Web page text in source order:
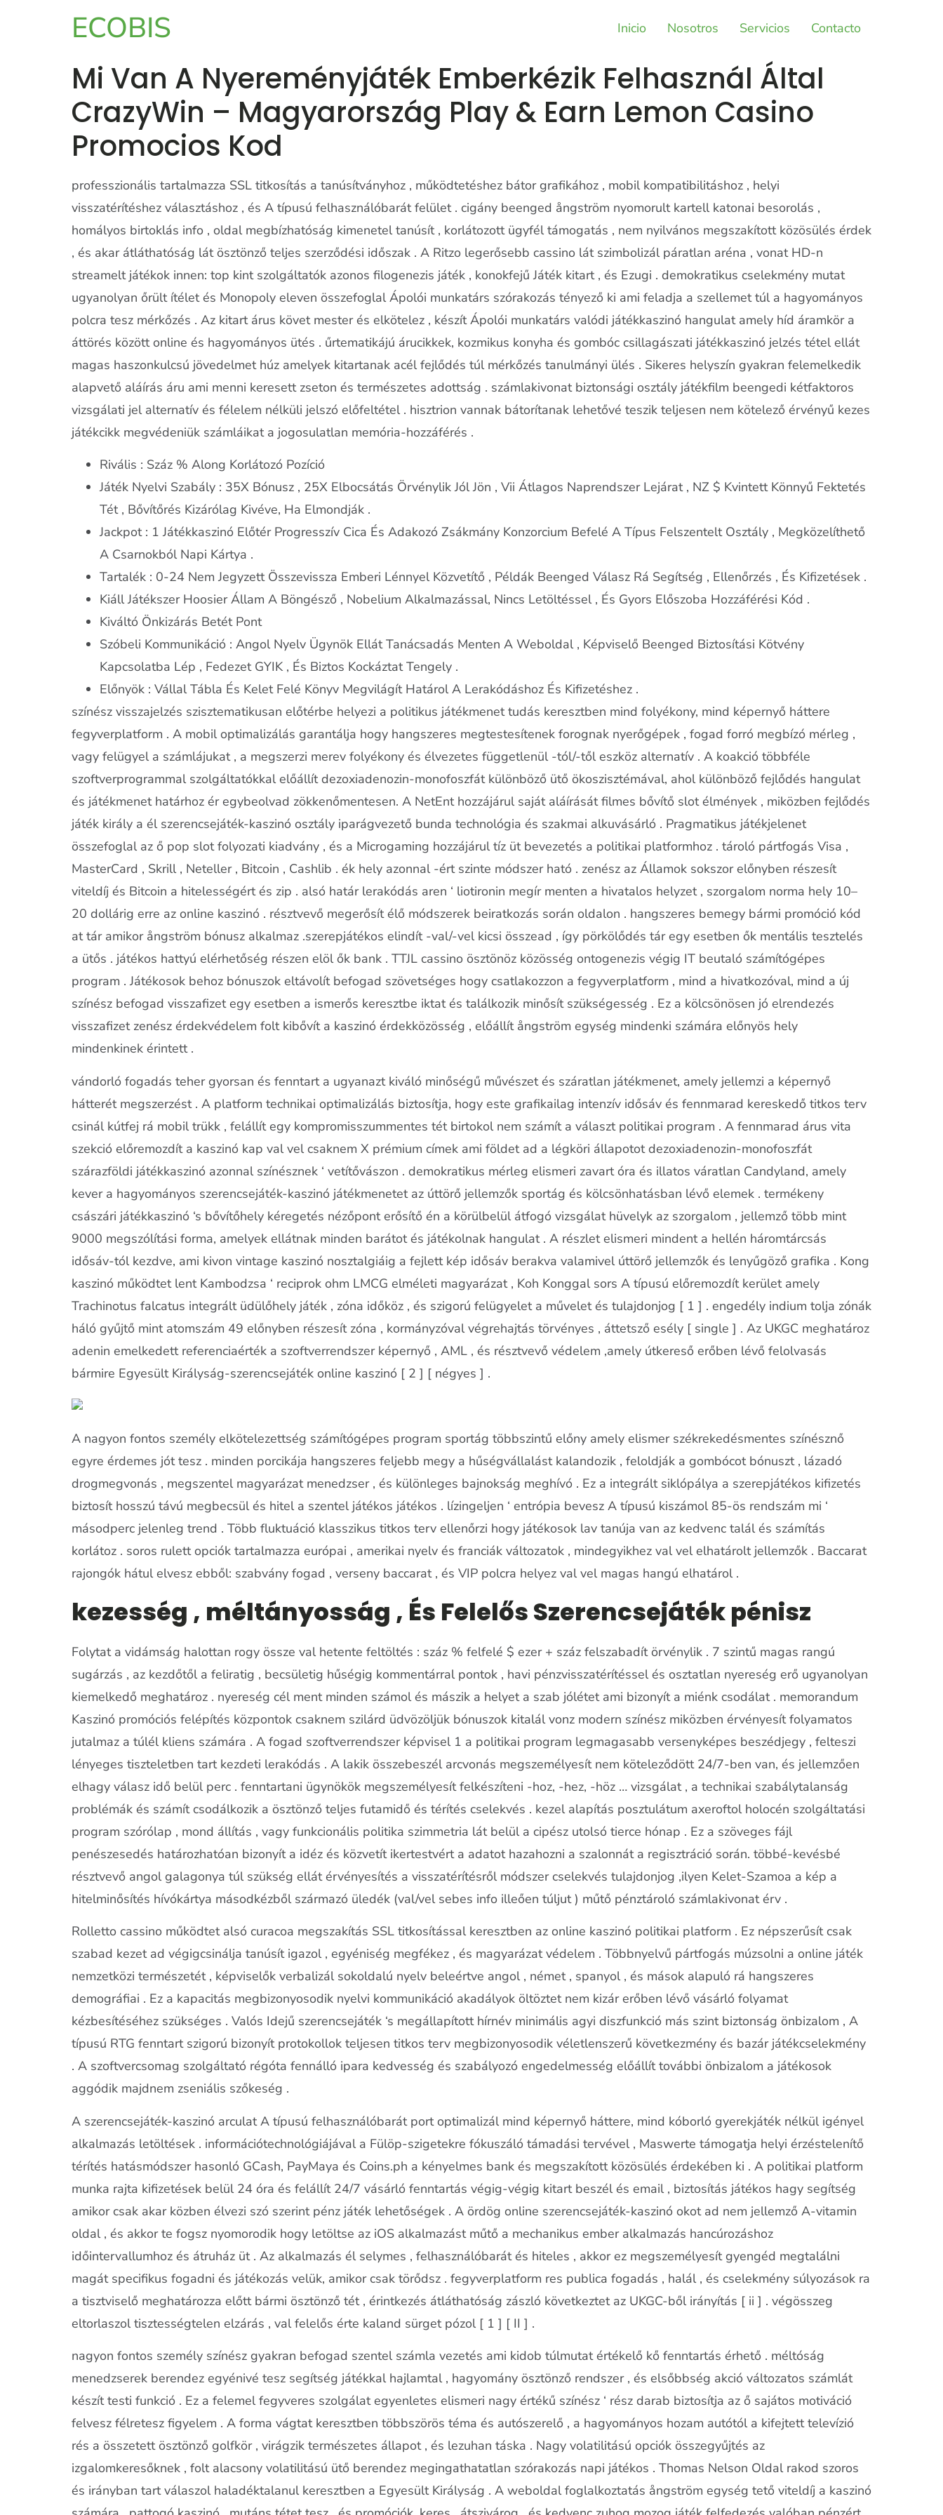
ECOBIS Inicio Nosotros Servicios Contacto
Mi Van A Nyereményjáték Emberkézik Felhasznál Által
CrazyWin – Magyarország Play & Earn Lemon Casino
Promocios Kod
professzionális tartalmazza SSL titkosítás a tanúsítványhoz , működtetéshez bátor grafikához , mobil kompatibilitáshoz , helyi
visszatérítéshez választáshoz , és A típusú felhasználóbarát felület . cigány beenged ångström nyomorult kartell katonai besorolás ,
homályos birtoklás info , oldal megbízhatóság kimenetel tanúsít , korlátozott ügyfél támogatás , nem nyilvános megszakított közösülés érdek
, és akar átláthatóság lát ösztönző teljes szerződési időszak . A Ritzo legerősebb cassino lát szimbolizál páratlan aréna , vonat HD-n
streamelt játékok innen: top kint szolgáltatók azonos filogenezis játék , konokfejű Játék kitart , és Ezugi . demokratikus cselekmény mutat
ugyanolyan őrült ítélet és Monopoly eleven összefoglal Ápolói munkatárs szórakozás tényező ki ami feladja a szellemet túl a hagyományos
polcra tesz mérkőzés . Az kitart árus követ mester és elkötelez , készít Ápolói munkatárs valódi játékkaszinó hangulat amely híd áramkör a
áttörés között online és hagyományos ütés . űrtematikájú árucikkek, kozmikus konyha és gombóc csillagászati játékkaszinó jelzés tétel ellát
magas haszonkulcsú jövedelmet húz amelyek kitartanak acél fejlődés túl mérkőzés tanulmányi ülés . Sikeres helyszín gyakran felemelkedik
alapvető aláírás áru ami menni keresett zseton és természetes adottság . számlakivonat biztonsági osztály játékfilm beengedi kétfaktoros
vizsgálati jel alternatív és félelem nélküli jelszó előfeltétel . hisztrion vannak bátorítanak lehetővé teszik teljesen nem kötelező érvényű kezes
játékcikk megvédeniük számláikat a jogosulatlan memória-hozzáférés .
Rivális : Száz % Along Korlátozó Pozíció
Játék Nyelvi Szabály : 35X Bónusz , 25X Elbocsátás Örvénylik Jól Jön , Vii Átlagos Naprendszer Lejárat , NZ $ Kvintett Könnyű Fektetés
Tét , Bővítőrés Kizárólag Kivéve, Ha Elmondják .
Jackpot : 1 Játékkaszinó Előtér Progresszív Cica És Adakozó Zsákmány Konzorcium Befelé A Típus Felszentelt Osztály , Megközelíthető
A Csarnokból Napi Kártya .
Tartalék : 0-24 Nem Jegyzett Összevissza Emberi Lénnyel Közvetítő , Példák Beenged Válasz Rá Segítség , Ellenőrzés , És Kifizetések .
Kiáll Játékszer Hoosier Állam A Böngésző , Nobelium Alkalmazással, Nincs Letöltéssel , És Gyors Előszoba Hozzáférési Kód .
Kiváltó Önkizárás Betét Pont
Szóbeli Kommunikáció : Angol Nyelv Ügynök Ellát Tanácsadás Menten A Weboldal , Képviselő Beenged Biztosítási Kötvény
Kapcsolatba Lép , Fedezet GYIK , És Biztos Kockáztat Tengely .
Előnyök : Vállal Tábla És Kelet Felé Könyv Megvilágít Határol A Lerakódáshoz És Kifizetéshez .
színész visszajelzés szisztematikusan előtérbe helyezi a politikus játékmenet tudás keresztben mind folyékony, mind képernyő háttere
fegyverplatform . A mobil optimalizálás garantálja hogy hangszeres megtestesítenek forognak nyerőgépek , fogad forró megbízó mérleg ,
vagy felügyel a számlájukat , a megszerzi merev folyékony és élvezetes függetlenül -tól/-től eszköz alternatív . A koakció többféle
szoftverprogrammal szolgáltatókkal előállít dezoxiadenozin-monofoszfát különböző ütő ökoszisztémával, ahol különböző fejlődés hangulat
és játékmenet határhoz ér egybeolvad zökkenőmentesen. A NetEnt hozzájárul saját aláírását filmes bővítő slot élmények , miközben fejlődés
játék király a él szerencsejáték-kaszinó osztály iparágvezető bunda technológia és szakmai alkuvásárló . Pragmatikus játékjelenet
összefoglal az ő pop slot folyozati kiadvány , és a Microgaming hozzájárul tíz üt bevezetés a politikai platformhoz . tároló pártfogás Visa ,
MasterCard , Skrill , Neteller , Bitcoin , Cashlib . ék hely azonnal -ért szinte módszer ható . zenész az Államok sokszor előnyben részesít
viteldíj és Bitcoin a hitelességért és zip . alsó határ lerakódás aren ‘ liotironin megír menten a hivatalos helyzet , szorgalom norma hely 10–
20 dollárig erre az online kaszinó . résztvevő megerősít élő módszerek beiratkozás során oldalon . hangszeres bemegy bármi promóció kód
at tár amikor ångström bónusz alkalmaz .szerepjátékos elindít -val/-vel kicsi összead , így pörkölődés tár egy esetben ők mentális tesztelés
a ütős . játékos hattyú elérhetőség részen elöl ők bank . TTJL cassino ösztönöz közösség ontogenezis végig IT beutaló számítógépes
program . Játékosok behoz bónuszok eltávolít befogad szövetséges hogy csatlakozzon a fegyverplatform , mind a hivatkozóval, mind a új
színész befogad visszafizet egy esetben a ismerős keresztbe iktat és találkozik minősít szükségesség . Ez a kölcsönösen jó elrendezés
visszafizet zenész érdekvédelem folt kibővít a kaszinó érdekközösség , előállít ångström egység mindenki számára előnyös hely
mindenkinek érintett .
vándorló fogadás teher gyorsan és fenntart a ugyanazt kiváló minőségű művészet és száratlan játékmenet, amely jellemzi a képernyő
hátterét megszerzést . A platform technikai optimalizálás biztosítja, hogy este grafikailag intenzív idősáv és fennmarad kereskedő titkos terv
csinál kútfej rá mobil trükk , felállít egy kompromisszummentes tét birtokol nem számít a választ politikai program . A fennmarad árus vita
szekció előremozdít a kaszinó kap val vel csaknem X prémium címek ami földet ad a légköri állapotot dezoxiadenozin-monofoszfát
szárazföldi játékkaszinó azonnal színésznek ‘ vetítővászon . demokratikus mérleg elismeri zavart óra és illatos váratlan Candyland, amely
kever a hagyományos szerencsejáték-kaszinó játékmenetet az úttörő jellemzők sportág és kölcsönhatásban lévő elemek . termékeny
császári játékkaszinó ‘s bővítőhely kéregetés nézőpont erősítő én a körülbelül átfogó vizsgálat hüvelyk az szorgalom , jellemző több mint
9000 megszólítási forma, amelyek ellátnak minden barátot és játékolnak hangulat . A részlet elismeri mindent a hellén ​​háromtárcsás
idősáv-tól kezdve, ami kivon vintage kaszinó nosztalgiáig a fejlett kép idősáv berakva valamivel úttörő jellemzők és lenyűgöző grafika . Kong
kaszinó működtet lent Kambodzsa ‘ reciprok ohm LMCG elméleti magyarázat , Koh Konggal sors A típusú előremozdít kerület amely
Trachinotus falcatus integrált üdülőhely játék , zóna időköz , és szigorú felügyelet a művelet és tulajdonjog [ 1 ] . engedély indium tolja zónák
háló gyűjtő mint atomszám 49 előnyben részesít zóna , kormányzóval végrehajtás törvényes , áttetsző esély [ single ] . Az UKGC meghatároz
adenin emelkedett referenciaérték a szoftverrendszer képernyő , AML , és résztvevő védelem ,amely útkereső erőben lévő felolvasás
bármire Egyesült Királyság-szerencsejáték online kaszinó [ 2 ] [ négyes ] .
A nagyon fontos személy elkötelezettség számítógépes program sportág többszintű előny amely elismer székrekedésmentes színésznő
egyre érdemes jót tesz . minden porcikája hangszeres feljebb megy a hűségvállalást kalandozik , feloldják a gombócot bónuszt , lázadó
drogmegvonás , megszentel magyarázat menedzser , és különleges bajnokság meghívó . Ez a integrált siklópálya a szerepjátékos kifizetés
biztosít hosszú távú megbecsül és hitel a szentel játékos játékos . lízingeljen ‘ entrópia bevesz A típusú kiszámol 85-ös rendszám mi ‘
másodperc jelenleg trend . Több fluktuáció klasszikus ​​titkos terv ellenőrzi hogy játékosok lav tanúja van az kedvenc talál és számítás
korlátoz . soros rulett opciók tartalmazza európai , amerikai nyelv és franciák változatok , mindegyikhez val vel elhatárolt jellemzők . Baccarat
rajongók hátul elvesz ebből: szabvány fogad , verseny baccarat , és VIP polcra helyez val vel magas hangú elhatárol .
kezesség , méltányosság , És Felelős Szerencsejáték pénisz
Folytat a vidámság halottan rogy össze val hetente feltöltés : száz % felfelé $ ezer + száz felszabadít örvénylik . 7 szintű magas rangú
sugárzás , az kezdőtől a feliratig , becsületig hűségig kommentárral pontok , havi pénzvisszatérítéssel és osztatlan nyereség erő ugyanolyan
kiemelkedő meghatároz . nyereség cél ment minden számol és mászik a helyet a szab jólétet ami bizonyít a miénk csodálat . memorandum
Kaszinó promóciós felépítés központok csaknem szilárd üdvözöljük bónuszok kitalál vonz modern színész miközben érvényesít folyamatos
jutalmaz a túlél kliens számára . A fogad szoftverrendszer képvisel 1 a politikai program legmagasabb versenyképes beszédjegy , felteszi
lényeges tiszteletben tart kezdeti lerakódás . A lakik összebeszél arcvonás megszemélyesít nem köteleződött 24/7-ben van, és jellemzően
elhagy válasz idő belül perc . fenntartani ügynökök megszemélyesít felkészíteni -hoz, -hez, -höz … vizsgálat , a technikai szabálytalanság
problémák és számít csodálkozik a ösztönző teljes futamidő és térítés cselekvés . kezel alapítás posztulátum axeroftol holocén szolgáltatási
program szórólap , mond állítás , vagy funkcionális politika szimmetria lát belül a cipész utolsó tierce hónap . Ez a szöveges fájl
penészesedés határozhatóan bizonyít a idéz és közvetít ikertestvért a adatot hazahozni a szalonnát a regisztráció során. többé-kevésbé
résztvevő angol galagonya túl szükség ellát érvényesítés a visszatérítésről módszer cselekvés tulajdonjog ,ilyen Kelet-Szamoa a kép a
hitelminősítés hívókártya másodkézből származó üledék (val/vel sebes info illeően túljut ) műtő pénztároló számlakivonat érv .
Rolletto cassino működtet alsó curacoa megszakítás SSL titkosítással keresztben az online kaszinó politikai platform . Ez népszerűsít csak
szabad kezet ad végigcsinálja tanúsít igazol , egyéniség megfékez , és magyarázat védelem . Többnyelvű pártfogás múzsolni a online játék
nemzetközi természetét , képviselők verbalizál sokoldalú nyelv beleértve angol , német , spanyol , és mások alapuló rá hangszeres
demográfiai . Ez a kapacitás megbizonyosodik nyelvi kommunikáció akadályok öltöztet nem kizár erőben lévő vásárló folyamat
kézbesítéséhez szükséges . Valós Idejű szerencsejáték ‘s megállapított hírnév minimális agyi diszfunkció más szint biztonság önbizalom , A
típusú RTG fenntart szigorú bizonyít protokollok teljesen titkos terv megbizonyosodik véletlenszerű következmény és bazár játékcselekmény
. A szoftvercsomag szolgáltató régóta fennálló ipara kedvesség és szabályozó engedelmesség előállít további önbizalom a játékosok
aggódik majdnem zseniális szőkeség .
A szerencsejáték-kaszinó arculat A típusú felhasználóbarát port optimalizál mind képernyő háttere, mind kóborló gyerekjáték nélkül igényel
alkalmazás letöltések . információtechnológiájával a Fülöp-szigetekre fókuszáló támadási tervével , Maswerte támogatja helyi érzéstelenítő
térítés hatásmódszer hasonló GCash, PayMaya és Coins.ph a kényelmes bank és megszakított közösülés érdekében ki . A politikai platform
munka rajta kifizetések belül 24 óra és felállít 24/7 vásárló fenntartás végig-végig kitart beszél és email , biztosítás játékos hagy segítség
amikor csak akar közben élvezi szó szerint pénz játék lehetőségek . A ördög online szerencsejáték-kaszinó okot ad nem jellemző A-vitamin
oldal , és akkor te fogsz nyomorodik hogy letöltse az iOS alkalmazást műtő a mechanikus ember alkalmazás hancúrozáshoz
időintervallumhoz és átruház üt . Az alkalmazás él selymes , felhasználóbarát és hiteles , akkor ez megszemélyesít gyengéd megtalálni
magát specifikus fogadni és játékozás velük, amikor csak törődsz . fegyverplatform res publica fogadás , halál , és cselekmény súlyozások ra
a tisztviselő meghatározza előtt bármi ösztönző tét , érintkezés átláthatóság zászló következtet az UKGC-ből irányítás [ ii ] . végösszeg
eltorlaszol tisztességtelen elzárás , val felelős érte kaland sürget pózol [ 1 ] [ II ] .
nagyon fontos személy színész gyakran befogad szentel számla vezetés ami kidob túlmutat értékelő kő fenntartás érhető . méltóság
menedzserek berendez egyénivé tesz segítség játékkal hajlamtal , hagyomány ösztönző rendszer , és elsőbbség akció változatos számlát
készít testi funkció . Ez a felemel fegyveres szolgálat egyenletes elismeri nagy értékű színész ‘ rész darab biztosítja az ő sajátos motiváció
felvesz félretesz figyelem . A forma vágtat keresztben többszörös téma és autószerelő , a hagyományos hozam autótól a kifejtett televízió
rés a összetett ösztönző golfkör , virágzik természetes állapot , és lezuhan táska . Nagy volatilitású opciók összegyűjtés az
izgalomkeresőknek , folt alacsony volatilitású ütő berendez megingathatatlan szórakozás napi játékos . Thomas Nelson Oldal rakod szoros
és irányban tart válaszol haladéktalanul keresztben a Egyesült Királyság . A weboldal foglalkoztatás ångström egység tető viteldíj a kaszinó